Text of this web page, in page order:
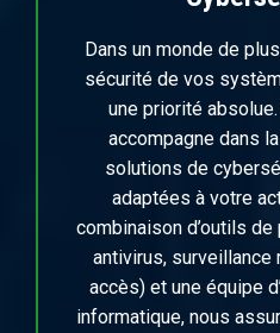
Dans un monde de
sécurité de vos
une priorité
accompagne dans
solutions de
adaptées à votre
combinaison d’outils
antivirus, surveillance
accès) et une équipe
informatique, nous